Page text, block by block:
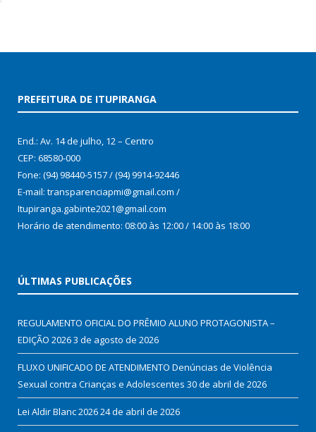
PREFEITURA DE ITUPIRANGA
End.: Av. 14 de julho, 12 – Centro
CEP: 68580-000
Fone: (94) 98440-5157 / (94) 9914-92446
E-mail: transparenciapmi@gmail.com /
Itupiranga.gabinte2021@gmail.com
Horário de atendimento: 08:00 às 12:00 / 14:00 às 18:00
ÚLTIMAS PUBLICAÇÕES
REGULAMENTO OFICIAL DO PRÊMIO ALUNO PROTAGONISTA –
EDIÇÃO 20263 de agosto de 2026
FLUXO UNIFICADO DE ATENDIMENTO Denúncias de Violência
Sexual contra Crianças e Adolescentes 30 de abril de 2026
Lei Aldir Blanc 202624 de abril de 2026